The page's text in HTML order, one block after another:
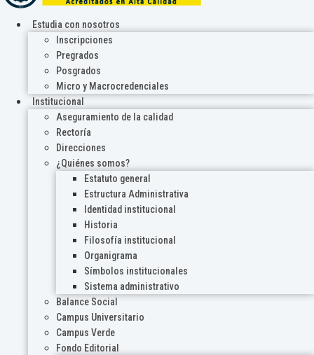
Estudia con nosotros
Inscripciones
Pregrados
Posgrados
Micro y Macrocredenciales
Institucional
Aseguramiento de la calidad
Rectoría
Direcciones
¿Quiénes somos?
Estatuto general
Estructura Administrativa
Identidad institucional
Historia
Filosofía institucional
Organigrama
Símbolos institucionales
Sistema administrativo
Balance Social
Campus Universitario
Campus Verde
Fondo Editorial